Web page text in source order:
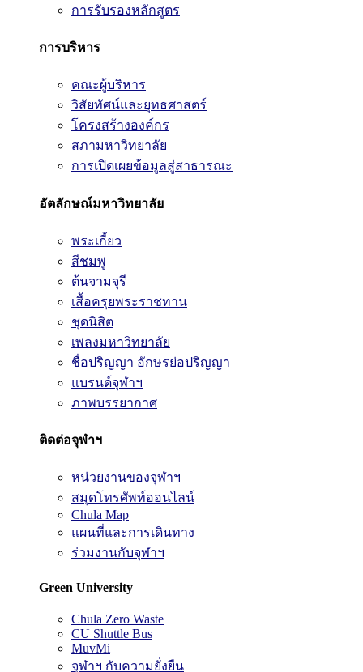
การรับรองหลักสูตร
การบริหาร
คณะผู้บริหาร
วิสัยทัศน์และยุทธศาสตร์
โครงสร้างองค์กร
สภามหาวิทยาลัย
การเปิดเผยข้อมูลสู่สาธารณะ
อัตลักษณ์มหาวิทยาลัย
พระเกี้ยว
สีชมพู
ต้นจามจุรี
เสื้อครุยพระราชทาน
ชุดนิสิต
เพลงมหาวิทยาลัย
ชื่อปริญญา อักษรย่อปริญญา
แบรนด์จุฬาฯ
ภาพบรรยากาศ
ติดต่อจุฬาฯ
หน่วยงานของจุฬาฯ
สมุดโทรศัพท์ออนไลน์
Chula Map
แผนที่และการเดินทาง
ร่วมงานกับจุฬาฯ
Green University
Chula Zero Waste
CU Shuttle Bus
MuvMi
จุฬาฯ กับความยั่งยืน